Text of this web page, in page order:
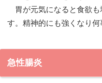
胃が元気になると食欲も
す。精神的にも強くなり何
急性腸炎